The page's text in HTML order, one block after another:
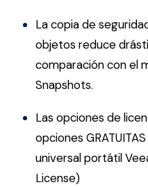
La copia de
objetos reduce
comparación con el
Snapshots.
Las opciones de
opciones
universal portátil
License)